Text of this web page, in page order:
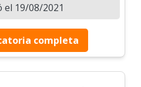
el 19/08/2021
completa